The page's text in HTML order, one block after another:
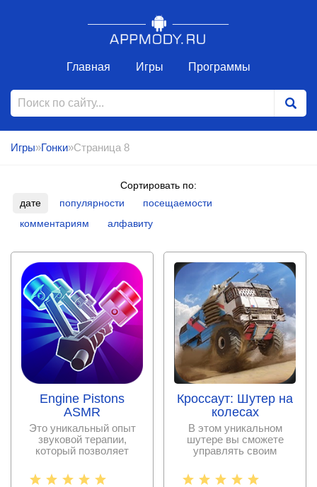
Главная Игры Программы
Игры»Гонки»Страница 8
Сортировать по:
дате
популярности
посещаемости
комментариям
алфавиту
Engine Pistons
ASMR
Это уникальный опыт
звуковой терапии,
который позволяет
красивыми
Кроссаут: Шутер на
колесах
В этом уникальном
шутере вы сможете
управлять своим
транспортным